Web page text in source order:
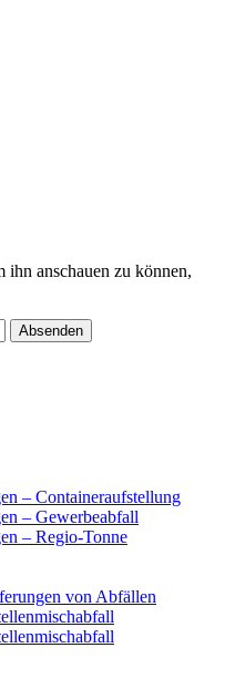
ihn anschauen zu können,
– Containeraufstellung
– Gewerbeabfall
– Regio-Tonne
von Abfällen